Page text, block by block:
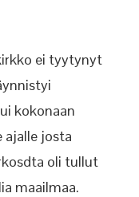
ei tyytynyt
kokonaan
ajalle josta
oli tullut
maailmaa.